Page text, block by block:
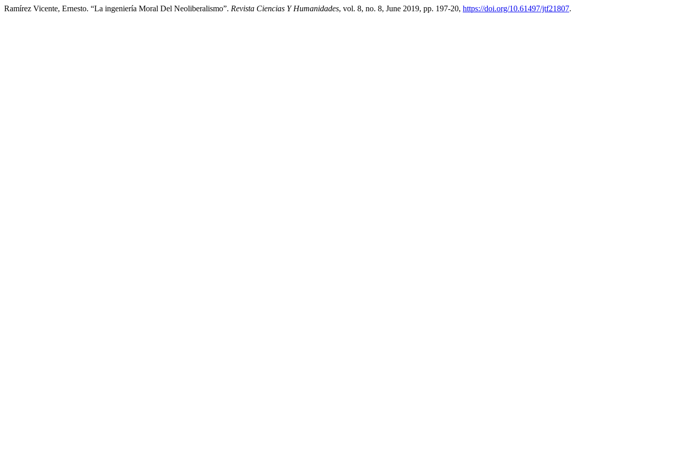
Ramírez Vicente, Ernesto. “La ingeniería Moral Del Neoliberalismo”. Revista Ciencias Y Humanidades, vol. 8, no. 8, June 2019, pp. 197-20, https://doi.org/10.61497/jtf21807.